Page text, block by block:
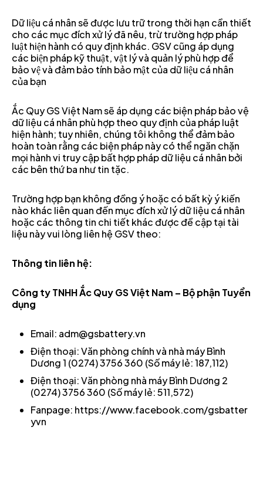
Dữ liệu cá nhân sẽ được lưu trữ trong thời hạn cần thiết
cho các mục đích xử lý đã nêu, trừ trường hợp pháp
luật hiện hành có quy định khác. GSV cũng áp dụng
các biện pháp kỹ thuật, vật lý và quản lý phù hợp để
bảo vệ và đảm bảo tính bảo mật của dữ liệu cá nhân
của bạn
Ắc Quy GS Việt Nam sẽ áp dụng các biện pháp bảo vệ
dữ liệu cá nhân phù hợp theo quy định của pháp luật
hiện hành; tuy nhiên, chúng tôi không thể đảm bảo
hoàn toàn rằng các biện pháp này có thể ngăn chặn
mọi hành vi truy cập bất hợp pháp dữ liệu cá nhân bởi
các bên thứ ba như tin tặc.
Trường hợp bạn không đồng ý hoặc có bất kỳ ý kiến
nào khác liên quan đến mục đích xử lý dữ liệu cá nhân
hoặc các thông tin chi tiết khác được đề cập tại tài
liệu này vui lòng liên hệ GSV theo:
Thông tin liên hệ:
Công ty TNHH Ắc Quy GS Việt Nam – Bộ phận Tuyển
dụng
Email: adm@gsbattery.vn
Điện thoại: Văn phòng chính và nhà máy Bình
Dương 1 (0274) 3756 360 (Số máy lẻ: 187,112)
Điện thoại: Văn phòng nhà máy Bình Dương 2
(0274) 3756 360 (Số máy lẻ: 511,572)
Fanpage: https://www.facebook.com/gsbatter
yvn